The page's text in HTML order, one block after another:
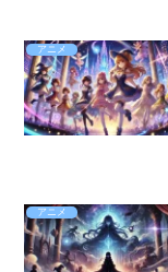
アニメ
アニメ